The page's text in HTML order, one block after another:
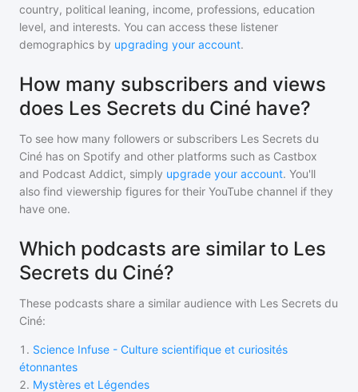
country, political leaning, income, professions, education
level, and interests. You can access these listener
demographics by upgrading your account.
How many subscribers and views
does Les Secrets du Ciné have?
To see how many followers or subscribers Les Secrets du
Ciné has on Spotify and other platforms such as Castbox
and Podcast Addict, simply upgrade your account. You'll
also find viewership figures for their YouTube channel if they
have one.
Which podcasts are similar to Les
Secrets du Ciné?
These podcasts share a similar audience with Les Secrets du
Ciné:
1 . Science Infuse - Culture scientifique et curiosités
étonnantes
2. Mystères et Légendes